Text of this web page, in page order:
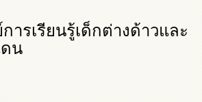
รเรียนรู้เด็กต่างด้าวและ
น